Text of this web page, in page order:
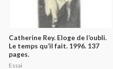
Catherine Rey. Eloge de l’oubli.
Le temps qu’il fait. 1996. 137
pages.
Essai